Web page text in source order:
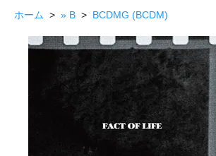
ホーム > » B > BCDMG (BCDM)